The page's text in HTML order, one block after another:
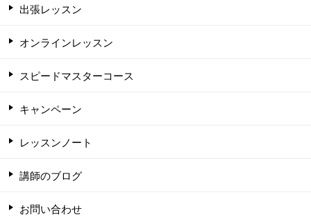
出張レッスン
オンラインレッスン
スピードマスターコース
キャンペーン
レッスンノート
講師のブログ
お問い合わせ